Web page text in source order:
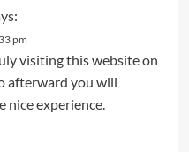
pm
visiting this website on
afterward you will
experience.